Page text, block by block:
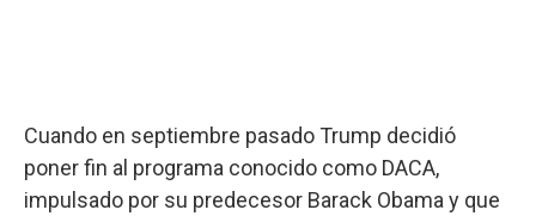
Cuando en septiembre pasado Trump decidió
poner fin al programa conocido como DACA,
impulsado por su predecesor Barack Obama y que